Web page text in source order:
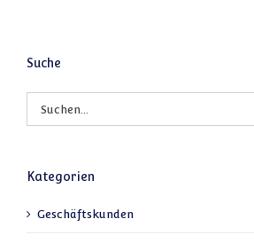
Suche
Kategorien
Geschäftskunden